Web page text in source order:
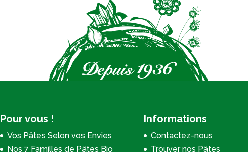
Pour vous !
Vos Pâtes Selon vos Envies
Nos 7 Familles de Pâtes Bio
Informations
Contactez-nous
Trouver nos Pâtes